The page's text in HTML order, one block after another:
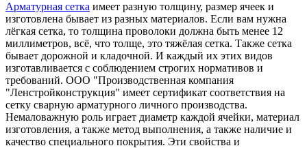
Арматурная сетка имеет разную толщину, размер ячеек и
изготовлена бывает из разных материалов. Если вам нужна
лёгкая сетка, то толщина проволоки должна быть менее 12
миллиметров, всё, что толще, это тяжёлая сетка. Также сетка
бывает дорожной и кладочной. И каждый их этих видов
изготавливается с соблюдением строгих нормативов и
требований. ООО "Производственная компания
"Ленстройконструкция" имеет сертификат соответствия на
сетку сварную арматурного личного производства.
Немаловажную роль играет диаметр каждой ячейки, материал
изготовления, а также метод выполнения, а также наличие и
качество специального покрытия. Эти свойства и